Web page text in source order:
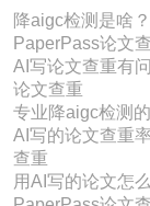
降aigc检测是啥
PaperPass论文
AI写论文查重有
论文查重
专业降aigc检测
AI写的论文查重
查重
用AI写的论文怎